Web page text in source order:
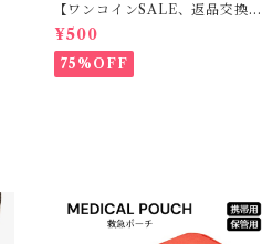
【ワンコインSALE、返品交換不
可】KM171SK フレンチブルドッ
¥500
75%OFF